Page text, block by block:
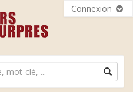
Connexion